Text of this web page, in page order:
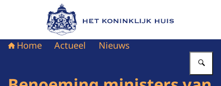
Naar de homepage van Het Koninklijk Huis
Home Actueel Nieuws